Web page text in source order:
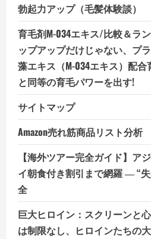
勃起力アップ（毛髪体験談）
育毛剤M-034エキス/比較＆ラ
ップアップだけじゃない、プ
藻エキス（M-034エキス）配
と同等の育毛パワーを出す!
サイトマップ
Amazon売れ筋商品リスト分析
【海外ツアー完全ガイド】ア
イ朝食付き割引まで網羅 ― “
全
巨大ヒロイン：スクリーンと
は制限なし、ヒロインたちの大